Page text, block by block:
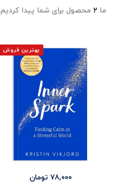
ما ۲ محصول برای شما پیدا کردیم
بهترین فروش
۷۸,۰۰۰ تومان